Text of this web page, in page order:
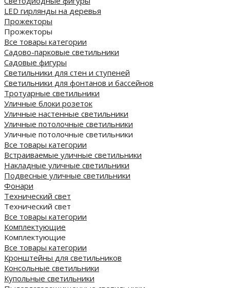
LED гирлянды на деревья
Прожекторы
Прожекторы
Все товары категории
Садово-парковые светильники
Садовые фигуры
Светильники для стен и ступеней
Светильники для фонтанов и бассейнов
Тротуарные светильники
Уличные блоки розеток
Уличные настенные светильники
Уличные потолочные светильники
Уличные потолочные светильники
Все товары категории
Встраиваемые уличные светильники
Накладные уличные светильники
Подвесные уличные светильники
Фонари
Технический свет
Технический свет
Все товары категории
Комплектующие
Комплектующие
Все товары категории
Кронштейны для светильников
Консольные светильники
Купольные светильники